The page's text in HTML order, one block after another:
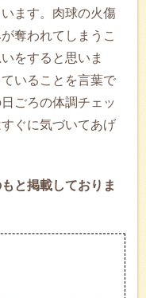
ます。肉球の火傷
奪われてしまうこ
をすると思いま
いることを言葉で
ごろの体調チェッ
ぐに気づいてあげ
と掲載しておりま